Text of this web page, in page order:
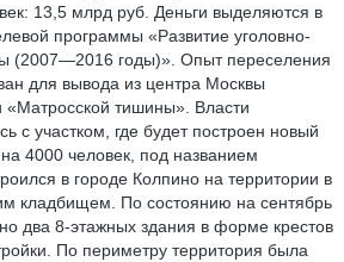
13,5 млрд руб. Деньги выделяются в
программы «Развитие уголовно-
(2007—2016 годы)». Опыт переселения
для вывода из центра Москвы
«Матросской тишины». Власти
с участком, где будет построен новый
4000 человек, под названием
в городе Колпино на территории в
кладбищем. По состоянию на сентябрь
два 8-этажных здания в форме крестов
По периметру территория была